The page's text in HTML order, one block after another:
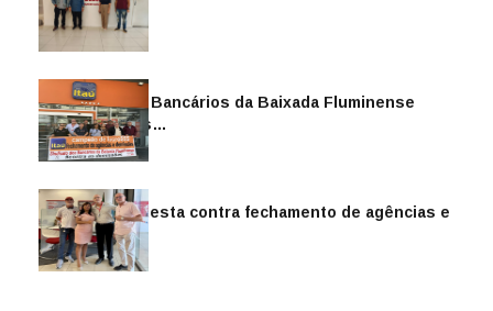
Sindicato dos Bancários da Baixada Fluminense
reintegra mais…
Jul 14, 2026
Sindicato protesta contra fechamento de agências e
as demiss…
Mai 13, 2026